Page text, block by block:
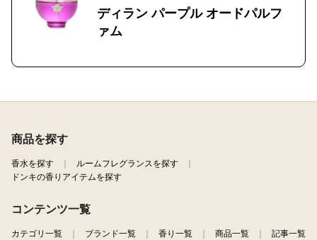
ディラン パープル オードパルフ
ァム
商品を探す
香水を探す
ルームフレグランスを探す
ドンキの香りアイテムを探す
コンテンツ一覧
カテゴリ一覧 ブランド一覧 香り一覧 商品一覧 記事一覧